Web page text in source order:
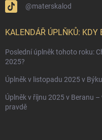
@materskalod
KALENDÁŘ ÚPLŇKŮ: KDY
Poslední úplněk tohoto roku:
2025?
Úplněk v listopadu 2025 v
Úplněk v říjnu 2025 v Beranu
pravdě